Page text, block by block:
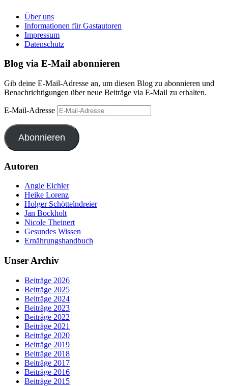
Über uns
Informationen für Gastautoren
Impressum
Datenschutz
Blog via E-Mail abonnieren
Gib deine E-Mail-Adresse an, um diesen Blog zu abonnieren und
Benachrichtigungen über neue Beiträge via E-Mail zu erhalten.
E-Mail-Adresse
Abonnieren
Autoren
Angie Eichler
Heike Lorenz
Holger Schöttelndreier
Jan Bockholt
Nicole Theinert
Gesundes Wissen
Ernährungshandbuch
Unser Archiv
Beiträge 2026
Beiträge 2025
Beiträge 2024
Beiträge 2023
Beiträge 2022
Beiträge 2021
Beiträge 2020
Beiträge 2019
Beiträge 2018
Beiträge 2017
Beiträge 2016
Beiträge 2015